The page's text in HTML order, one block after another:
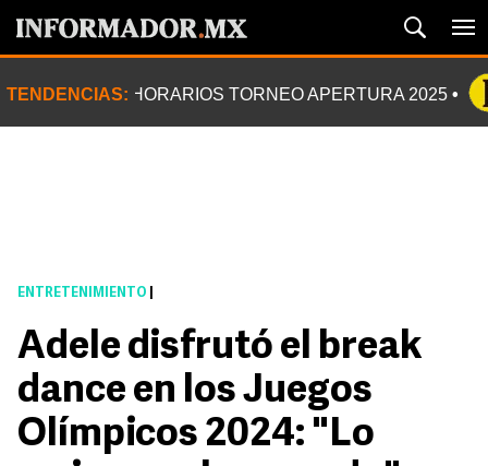
TENDENCIAS: HORARIOS TORNEO APERTURA 2025
ENTRETENIMIENTO
Adele disfrutó el break
dance en los Juegos
Olímpicos 2024: "Lo